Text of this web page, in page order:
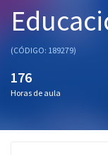
Graduação
OAB
Mentorias
(CÓDIGO: 189279)
176
Horas de aula